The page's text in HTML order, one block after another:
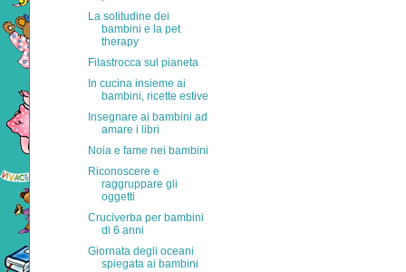
La solitudine dei
bambini e la pet
therapy
Filastrocca sul pianeta
In cucina insieme ai
bambini, ricette estive
Insegnare ai bambini ad
amare i libri
Noia e fame nei bambini
Riconoscere e
raggruppare gli
oggetti
Cruciverba per bambini
di 6 anni
Giornata degli oceani
spiegata ai bambini